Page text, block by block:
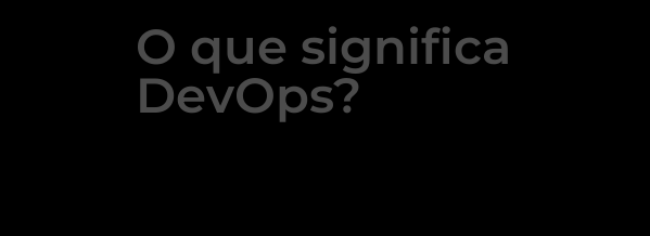
O que significa
DevOps?